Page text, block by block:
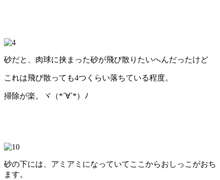
砂だと、肉球に挟まった砂が飛び散りたいへんだったけど
これは飛び散っても4つくらい落ちている程度。
掃除が楽。ヾ（*´∀`*）ﾉ
砂の下には、アミアミになっていてここからおしっこがおち
ます。